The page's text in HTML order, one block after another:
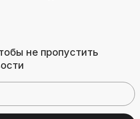
не пропустить